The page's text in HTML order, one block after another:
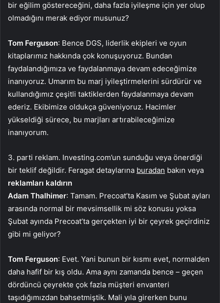
bir eğilim göstereceğini, daha fazla iyileşme için yer olup
olmadığını merak ediyor musunuz?
Tom Ferguson: Bence DGS, liderlik ekipleri ve oyun
kitaplarımız hakkında çok konuşuyoruz. Bundan
faydalandığımıza ve faydalanmaya devam edeceğimize
inanıyoruz. Umarım bu marj iyileştirmelerini sürdürür ve
kullandığımız çeşitli taktiklerden faydalanmaya devam
ederiz. Ekibimize oldukça güveniyoruz. Hacimler
yükseldiği sürece, bu marjları artırabileceğimize
inanıyorum.
3. parti reklam. Investing.com’un sunduğu veya önerdiği
bir teklif değildir. Feragat detaylarına buradan bakın veya
reklamları kaldırın
Adam Thalhimer: Tamam. Precoat’ta Kasım ve Şubat ayları
arasında normal bir mevsimsellik mi söz konusu yoksa
Şubat ayında Precoat’ta gerçekten iyi bir çeyrek geçirdiniz
gibi mi geliyor?
Tom Ferguson: Evet. Yani bunun bir kısmı evet, normalden
daha hafif bir kış oldu. Ama aynı zamanda bence – geçen
dördüncü çeyrekte çok fazla müşteri envanteri
taşıdığımızdan bahsetmiştik. Mali yıla girerken bunu